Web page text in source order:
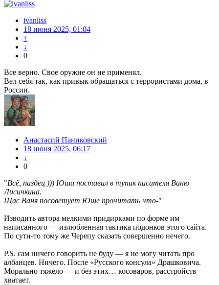
ivanliss
18 июня 2025, 01:04
↑
↓
0
Все верно. Свое оружие он не применял.
Вел себя так, как привык обращаться с террористами дома, в
России.
Анастасий Паниковский
18 июня 2025, 06:17
↓
0
"Всё, пиздец ))) Юша поставил в тупик писателя Ваню
Лисичкина.
Щас Ваня посоветует Юше прочитать что-"
Изводить автора мелкими придирками по форме им
написанного — излюбленная тактика подонков этого сайта.
По сути-то тому же Черепу сказать совершенно нечего.
P.S. сам ничего говорить не буду — я не могу читать про
албанцев. Ничего. После «Русского консула» Драшковича.
Морально тяжело — и без этих… косоваров, расстройств
хватает.